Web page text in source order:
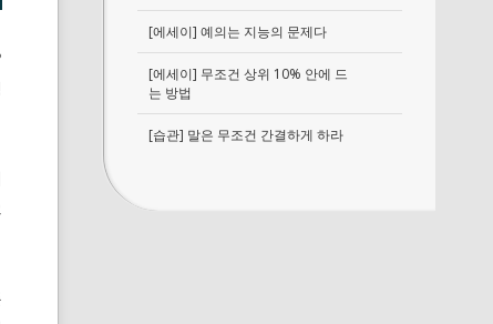
[에세이] 예의는 지능의 문제다
[에세이] 무조건 상위 10% 안에 드
는 방법
[습관] 말은 무조건 간결하게 하라